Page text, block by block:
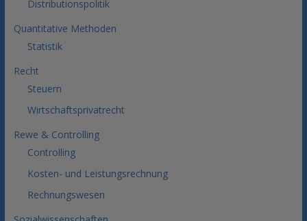
Distributionspolitik
Quantitative Methoden
Statistik
Recht
Steuern
Wirtschaftsprivatrecht
Rewe & Controlling
Controlling
Kosten- und Leistungsrechnung
Rechnungswesen